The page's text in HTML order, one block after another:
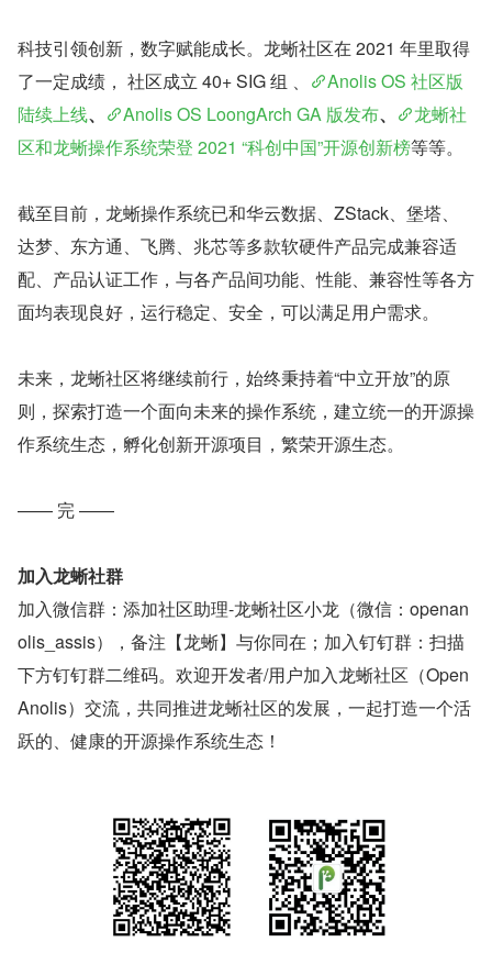
科技引领创新，数字赋能成长。龙蜥社区在 2021 年里取得
了一定成绩， 社区成立 40+ SIG 组 、
Anolis OS 社区版
陆续上线、 Anolis OS LoongArch GA 版发布、
龙蜥社
区和龙蜥操作系统荣登 2021 “科创中国”开源创新榜等等。
截至目前，龙蜥操作系统已和华云数据、ZStack、堡塔、
达梦、东方通、飞腾、兆芯等多款软硬件产品完成兼容适
配、产品认证工作，与各产品间功能、性能、兼容性等各方
面均表现良好，运行稳定、安全，可以满足用户需求。
未来，龙蜥社区将继续前行，始终秉持着“中立开放”的原
则，探索打造一个面向未来的操作系统，建立统一的开源操
作系统生态，孵化创新开源项目，繁荣开源生态。
—— 完 ——
加入龙蜥社群
加入微信群：添加社区助理-龙蜥社区小龙（微信：openan
olis_assis），备注【龙蜥】与你同在；加入钉钉群：扫描
下方钉钉群二维码。欢迎开发者/用户加入龙蜥社区（Open
Anolis）交流，共同推进龙蜥社区的发展，一起打造一个活
跃的、健康的开源操作系统生态！